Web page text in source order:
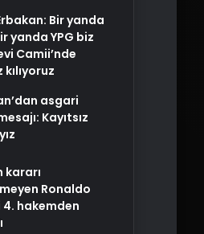
Bir yanda
yanda YPG biz
Camii’nde
asgari
Kayıtsız
kararı
Ronaldo
4. hakemden